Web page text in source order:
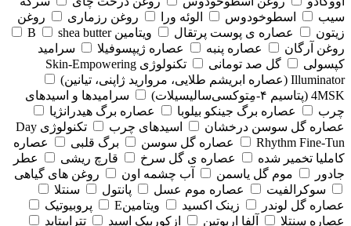
سیب
اسطوخودوس الوئه ورا روغن رزماری
روغن
زیتون
عصاره ی پوست پرتقال ویتامین Bshea butter
روغن آرگان
عصاره پنبه عصاره ژیپسوفیلا
سرامید
کپسولی
گل صد تومانی
تکنولوژی Skin-Empowering
Illuminator (عصاره ابریشم طلایی، مروارید ژاپنی، تیانین)
4MSK (پتاسیم ۴‑مِتوکسی‌سالیسیلات)
سرامیدها و اسیدهای
چرب
عصاره برگ جینکو بیلوبا
عصاره برگ هیدرانژیا
عصاره گل سوسن درخشان
اسیدهای چرب
تکنولوژی Day
Rhythm Fine‑Tun
عصاره گل سوسن برگ قلبی
عصاره
کاملیا تخمیر شده
عصاره ی گل سرخ قارچ ریشی
عطر
جادور
موم گل یاسمن آب چشمه اون
روغن های گیاهی
سوکرالفیت
عصاره موم عسل پانتول
سنتلا
عصاره گل لوندر
زینک اکسید ویتامینE
پروبیوتیک
عصاره سنتلا
آلفا اربوتین ازکوربیک اسید تتراپپتاید